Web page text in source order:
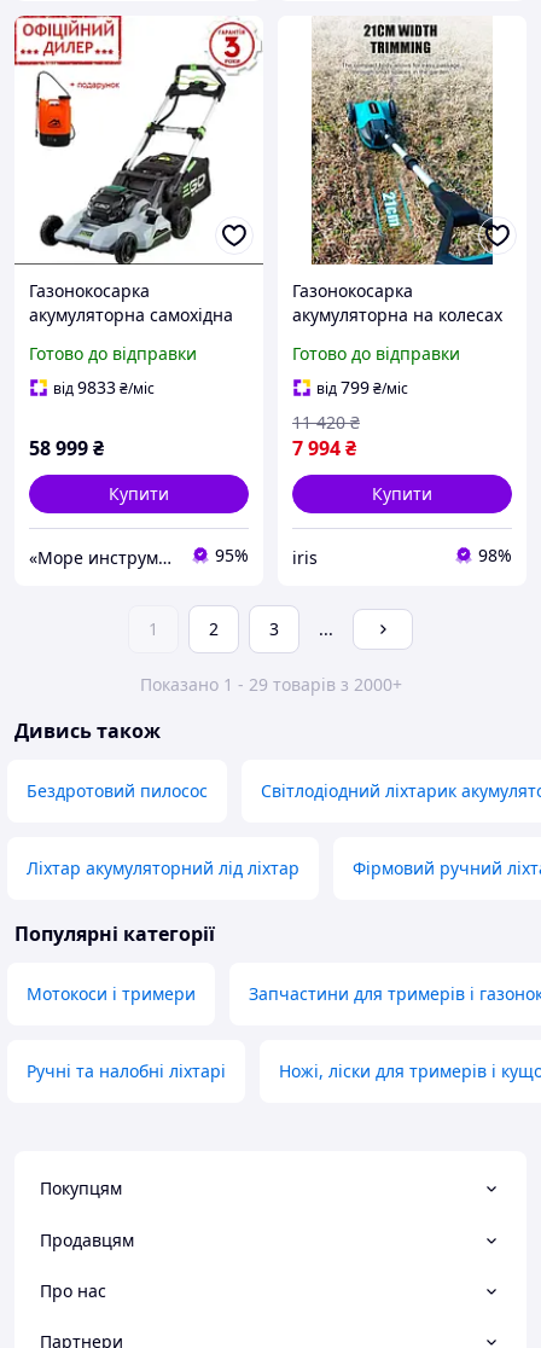
Газонокосарка
акумуляторна самохідна
52 см. 25-95 мм) для дому
дачі
Готово до відправки
від9833₴/міс
58 999₴
Купити
«Море инструментов» 95%
Газонокосарка
акумуляторна на колесах
газонокосарка для саду
Газонокосарка для трави
2 акумулятори
Готово до відправки
від799₴/міс
7 994₴
11 420 ₴
Купити
iris 98%
1 2 3 ...
Показано 1 - 29 товарів з 2000+
Дивись також
Бездротовий пилосос Світлодіодний ліхтарик
Ліхтар акумуляторний лід ліхтар Фірмовий ручний
Популярні категорії
Мотокоси і тримери Запчастини для тримерів і
Ручні та налобні ліхтарі Ножі, ліски для тримерів і
Покупцям
Продавцям
Про нас
Партнери